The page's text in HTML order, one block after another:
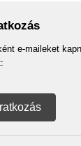
e-maileket